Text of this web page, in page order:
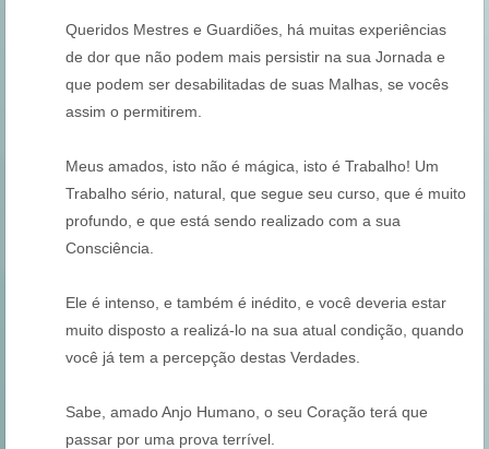
Queridos Mestres e Guardiões, há muitas experiências
de dor que não podem mais persistir na sua Jornada e
que podem ser desabilitadas de suas Malhas, se vocês
assim o permitirem.
Meus amados, isto não é mágica, isto é Trabalho! Um
Trabalho sério, natural, que segue seu curso, que é muito
profundo, e que está sendo realizado com a sua
Consciência.
Ele é intenso, e também é inédito, e você deveria estar
muito disposto a realizá-lo na sua atual condição, quando
você já tem a percepção destas Verdades.
Sabe, amado Anjo Humano, o seu Coração terá que
passar por uma prova terrível.